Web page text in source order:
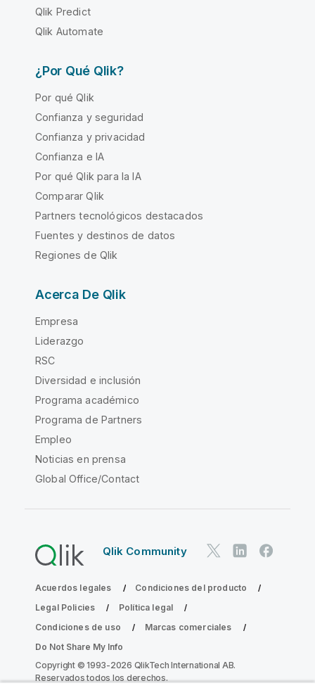
Qlik Predict
Qlik Automate
¿Por Qué Qlik?
Por qué Qlik
Confianza y seguridad
Confianza y privacidad
Confianza e IA
Por qué Qlik para la IA
Comparar Qlik
Partners tecnológicos destacados
Fuentes y destinos de datos
Regiones de Qlik
Acerca De Qlik
Empresa
Liderazgo
RSC
Diversidad e inclusión
Programa académico
Programa de Partners
Empleo
Noticias en prensa
Global Office/Contact
Qlik Community
Acuerdos legales
Condiciones del producto
Legal Policies
Política legal
Condiciones de uso
Marcas comerciales
Do Not Share My Info
Copyright © 1993-2026 QlikTech International AB.
Reservados todos los derechos.